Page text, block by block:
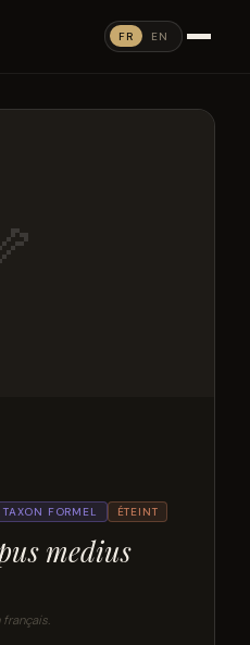
FR EN
TAXON FORMEL ÉTEINT
medius